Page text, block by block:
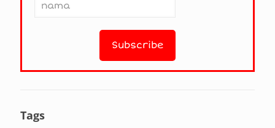
Tags